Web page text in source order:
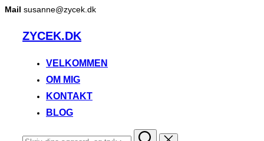
Mail susanne@zycek.dk
VidereZYCEK.DK
VELKOMMEN
OM MIG
KONTAKT
BLOG
Søg